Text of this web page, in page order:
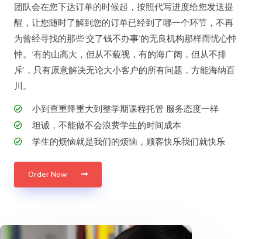
团队会在您下达订单的时候起，按照代写进度给您发送提
醒，让您随时了解到您的订单已经到了哪一个环节，不再
为曾经寻找的那些‘交了钱不办事’的无良机构那样而忧心忡
忡。‘有的山高大，但从不藐视，有的海广阔，但从不排
斥’，只有原意解决无论大小客户的所有问题，方能海纳百
川。
小到查重降重大到整学期课程托管 服务态度一样
坦诚，不能做不会浪费学生的时间成本
学生的烦恼就是我们的烦恼，顾客快乐我们就快乐
Order Now